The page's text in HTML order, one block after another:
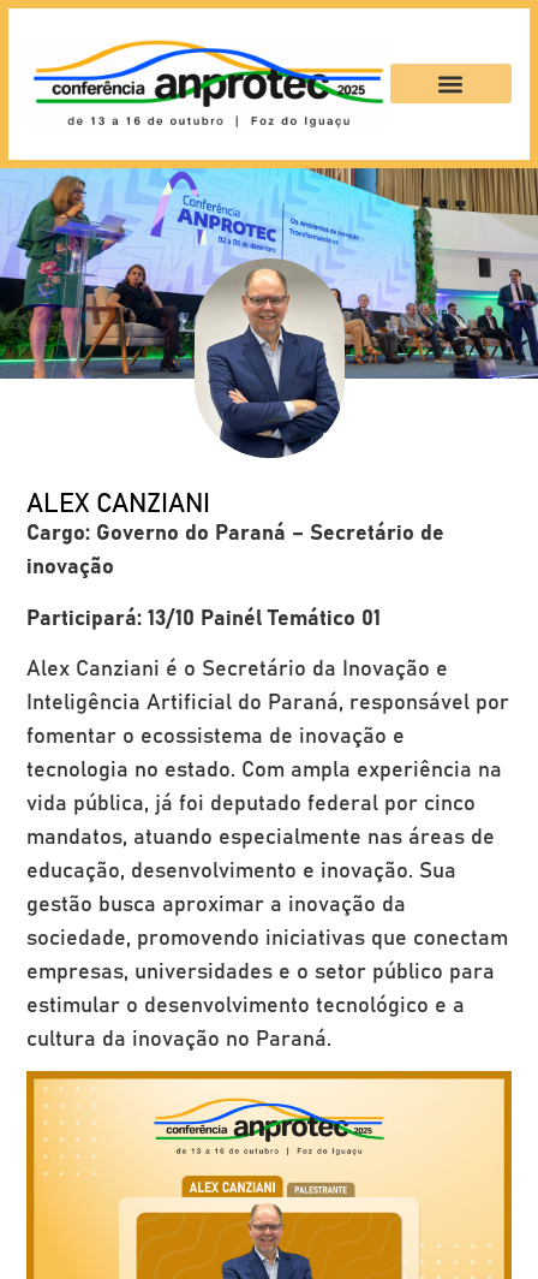
ALEX CANZIANI
Cargo: Governo do Paraná –Secretário de
inovação
Participará: 13/10 Painél Temático 01
Alex Canziani é o Secretário da Inovação e
Inteligência Artificial do Paraná, responsável por
fomentar o ecossistema de inovação e
tecnologia no estado. Com ampla experiência na
vida pública, já foi deputado federal por cinco
mandatos, atuando especialmente nas áreas de
educação, desenvolvimento e inovação. Sua
gestão busca aproximar a inovação da
sociedade, promovendo iniciativas que conectam
empresas, universidades e o setor público para
estimular o desenvolvimento tecnológico e a
cultura da inovação no Paraná.